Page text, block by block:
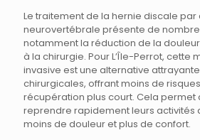
Le traitement de la hernie discale
neurovertébrale présente de
notamment la réduction de la
à la chirurgie. Pour L’Île-Perrot, cette
invasive est une alternative
chirurgicales, offrant moins de
récupération plus court. Cela permet
reprendre rapidement leurs activités
moins de douleur et plus de confort.